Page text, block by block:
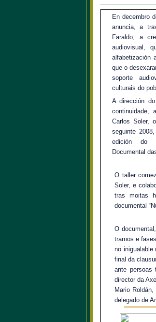
En decembro
anuncia, a
Faraldo, a
audiovisual,
alfabetización
que o
soporte
culturais do
A dirección
continuidade,
Carlos Soler,
seguinte
edición do
Documental
O taller
Soler, e
tras moitas
documental
O
tramos e
no inigualable
final da
ante persoas
director da
Mario
delegado de